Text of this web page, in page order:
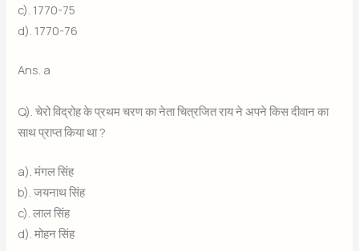
c). 1770-75
d). 1770-76
Ans. a
Q). चेरो विद्रोह के प्रथम चरण का नेता चित्रजित राय ने अपने किस दीवान का
साथ प्राप्त किया था ?
a). मंगल सिंह
b). जयनाथ सिंह
c). लाल सिंह
d). मोहन सिंह